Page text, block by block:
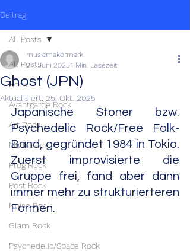
Beitrag
All Posts
Rock
Avantgarde Rock
Art Rock
Math Rock
Prog Rock
Post Rock
Noise Rock
Glam Rock
Psychedelic/Space Rock
All Posts
Ghost (JPN)
musicmakermark
24. Juni 20251 Min. Lesezeit
Aktualisiert: 25. Okt. 2025
Japanische Stoner bzw.
Psychedelic Rock/Free Folk-
Band, gegründet 1984 in Tokio.
Zuerst improvisierte die
Gruppe frei, fand aber dann
immer mehr zu strukturierteren
Formen.